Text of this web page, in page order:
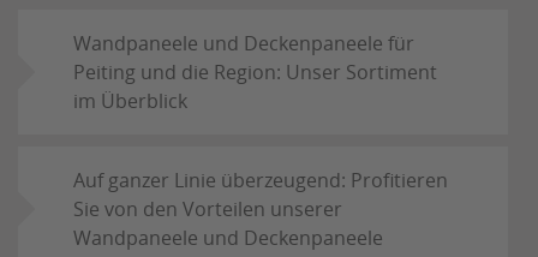
Wandpaneele und Deckenpaneele für
Peiting und die Region: Unser Sortiment
im Überblick
Auf ganzer Linie überzeugend: Profitieren
Sie von den Vorteilen unserer
Wandpaneele und Deckenpaneele